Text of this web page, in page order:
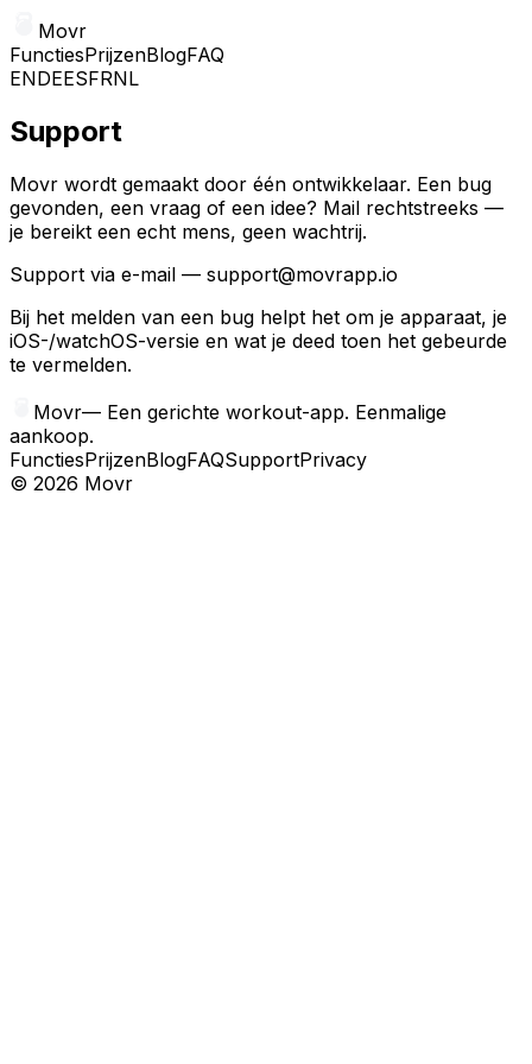
Movr
FunctiesPrijzenBlogFAQ
ENDEESFRNL
Support
Movr wordt gemaakt door één ontwikkelaar. Een bug
gevonden, een vraag of een idee? Mail rechtstreeks —
je bereikt een echt mens, geen wachtrij.
Support via e-mail — support@movrapp.io
Bij het melden van een bug helpt het om je apparaat, je
iOS-/watchOS-versie en wat je deed toen het gebeurde
te vermelden.
Movr— Een gerichte workout-app. Eenmalige
aankoop.
FunctiesPrijzenBlogFAQSupportPrivacy
© 2026 Movr